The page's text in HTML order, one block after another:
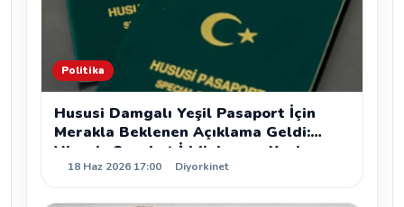
Politika
Hususi Damgalı Yeşil Pasaport İçin
Merakla Beklenen Açıklama Geldi:
Vizesiz Seyahat İddiaları ve Yeni
Kanun Teklifleri
18 Haz 2026 17:00 Diyorkinet